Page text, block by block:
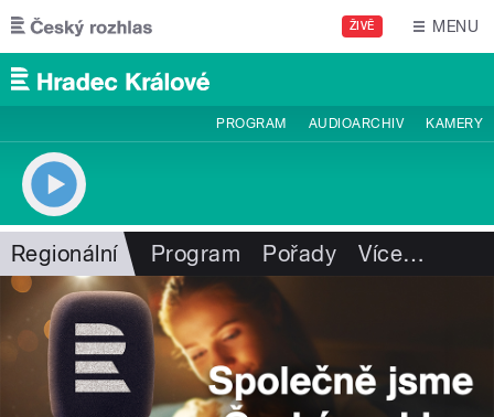
Přejít k hlavnímu obsahu
ŽIVĚ MENU
PROGRAM AUDIOARCHIV KAMERY
Regionální Program Pořady Více…